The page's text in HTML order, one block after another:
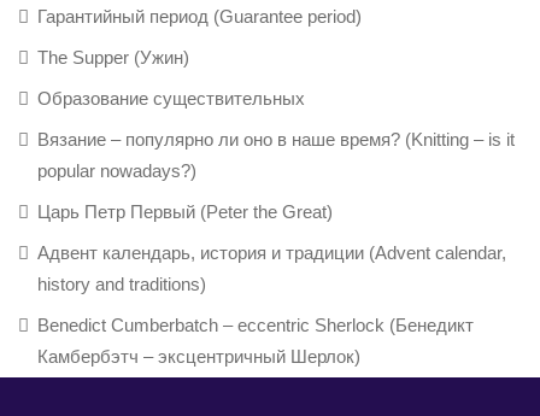
Гарантийный период (Guarantee period)
The Supper (Ужин)
Образование существительных
Вязание – популярно ли оно в наше время? (Knitting – is it
popular nowadays?)
Царь Петр Первый (Peter the Great)
Адвент календарь, история и традиции (Advent calendar,
history and traditions)
Benedict Cumberbatch – eccentric Sherlock (Бенедикт
Камбербэтч – эксцентричный Шерлок)